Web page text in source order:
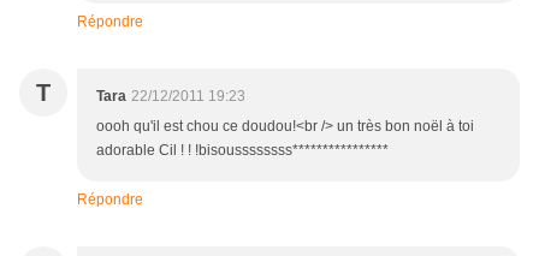
Répondre
T Tara 22/12/2011 19:23
oooh qu'il est chou ce doudou!<br /> un très bon noël à toi
adorable Cil ! ! !bisoussssssss****************
Répondre